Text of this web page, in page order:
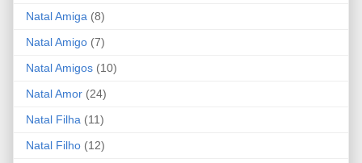
Natal Amiga (8)
Natal Amigo (7)
Natal Amigos (10)
Natal Amor (24)
Natal Filha (11)
Natal Filho (12)